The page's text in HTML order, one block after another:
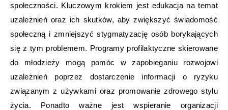
społeczności. Kluczowym krokiem jest edukacja na temat
uzależnień oraz ich skutków, aby zwiększyć świadomość
społeczną i zmniejszyć stygmatyzację osób borykających
się z tym problemem. Programy profilaktyczne skierowane
do młodzieży mogą pomóc w zapobieganiu rozwojowi
uzależnień poprzez dostarczenie informacji o ryzyku
związanym z używkami oraz promowanie zdrowego stylu
życia. Ponadto ważne jest wspieranie organizacji